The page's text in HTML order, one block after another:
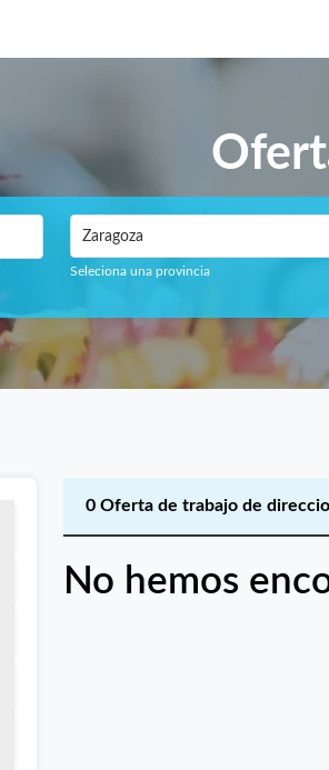
Zaragoza
Seleciona una provincia
0 Oferta de trabajo de
No hemos